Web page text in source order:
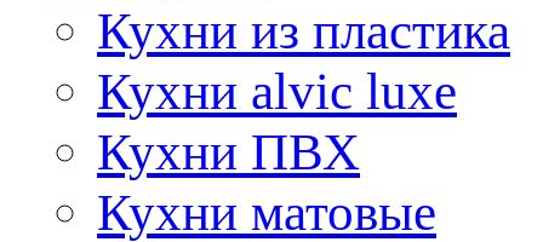
Кухни из пластика
Кухни alvic luxe
Кухни ПВХ
Кухни матовые